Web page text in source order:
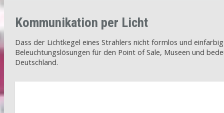
Kommunikation per Licht
Dass der Lichtkegel eines Strahlers nicht formlos und
Beleuchtungslösungen für den Point of Sale, Museen und
Deutschland.